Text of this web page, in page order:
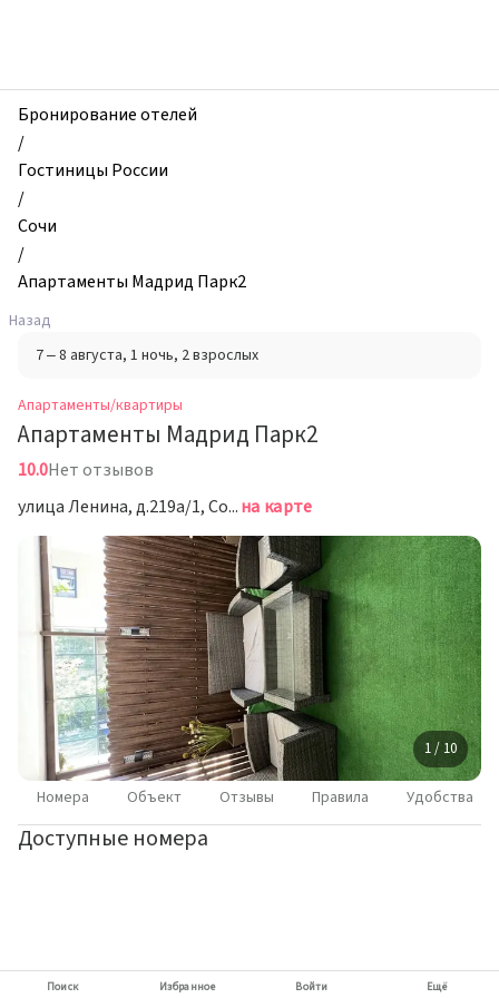
и
квартиры,
Апартаменты
Мадрид
Парк2,
Сочи,
Россия
Бронирование отелей
/
Гостиницы России
/
Сочи
/
Апартаменты Мадрид Парк2
Назад
7 – 8 августа, 1 ночь, 2 взрослых
Апартаменты/квартиры
Апартаменты Мадрид Парк2
10.0Нет отзывов
улица Ленина, д.219а/1, Сочина карте
1 / 10
Номера Объект Отзывы Правила Удобства
Доступные номера
Поиск Избранное Войти Ещё